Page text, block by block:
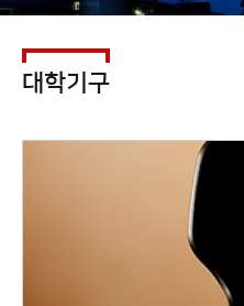
대학기구